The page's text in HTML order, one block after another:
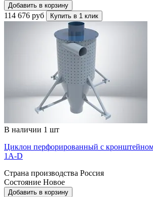
Добавить в корзину
114 676 руб Купить в 1 клик
В наличии 1 шт
Циклон перфорированный с
1A-D
Страна производства Россия
Состояние Новое
Добавить в корзину